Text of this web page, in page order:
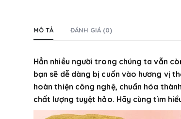
MÔ TẢ ĐÁNH GIÁ (0)
Hẳn nhiều người trong chúng ta vẫn
bạn sẽ dễ dàng bị cuốn vào hương vị
hoàn thiện công nghệ, chuẩn hóa
chất lượng tuyệt hảo. Hãy cùng tìm